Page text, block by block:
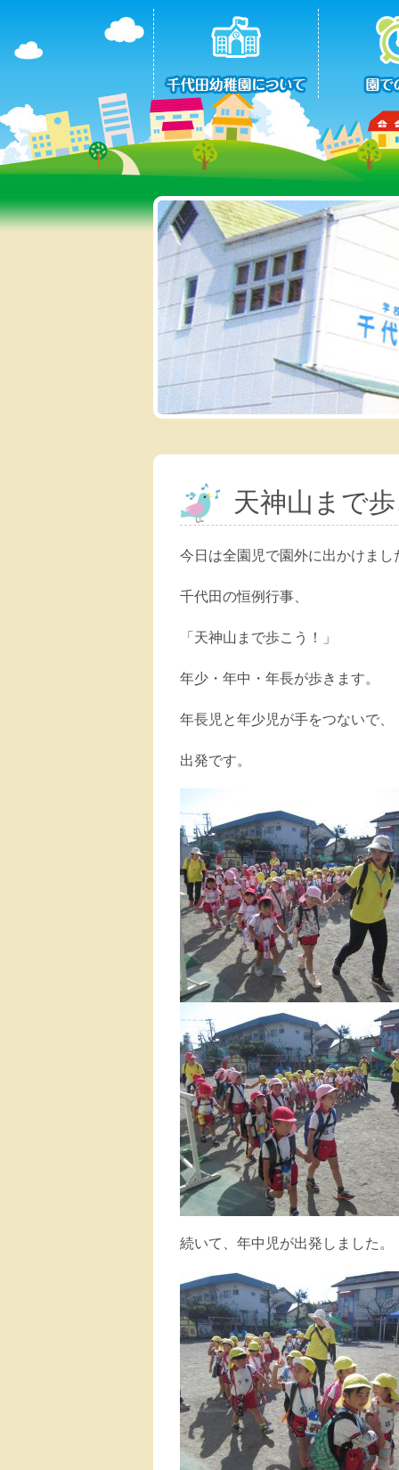
天神山まで
今日は全園児で園外に出かけまし
千代田の恒例行事、
「天神山まで歩こう！」
年少・年中・年長が歩きます。
年長児と年少児が手をつないで、
出発です。
続いて、年中児が出発しました。